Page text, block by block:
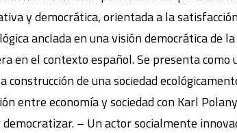
y democrática, orientada a la
anclada en una visión democrática de
en el contexto español. Se presenta como
de una sociedad
entre economía y sociedad con Karl
– Un actor socialmente